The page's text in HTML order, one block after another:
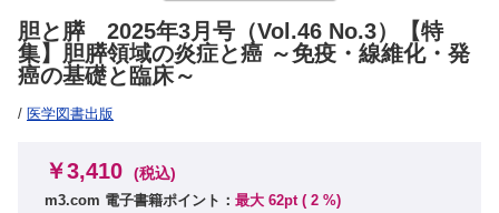
胆と膵 2025年3月号（Vol.46 No.3）【特
集】胆膵領域の炎症と癌 ～免疫・線維化・発
癌の基礎と臨床～
/ 医学図書出版
￥3,410 (税込)
m3.com 電子書籍ポイント： 最大 62pt ( 2 %)